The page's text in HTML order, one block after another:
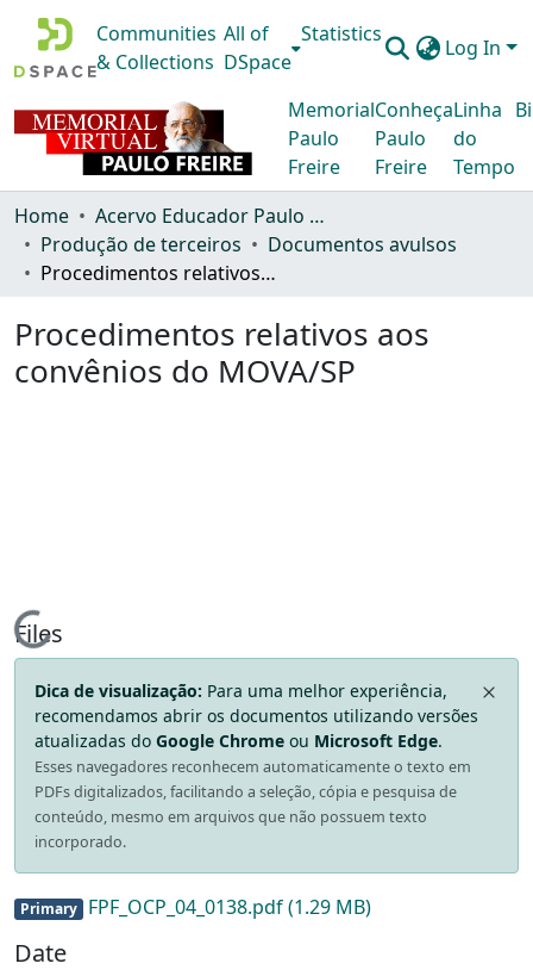
Communities
& Collections
All of
DSpace
Statistics
Log In
Memorial
Paulo
Freire
Conheça
Paulo
Freire
Linha
do
Tempo
Home
Acervo Educador Paulo Freire
Produção de terceiros
Documentos avulsos
Procedimentos relativos aos convênios do MOVA/SP
Procedimentos relativos aos
convênios do MOVA/SP
Loading...
Files
Dica de visualização: Para uma melhor experiência,
recomendamos abrir os documentos utilizando versões
atualizadas do Google Chrome ou Microsoft Edge.
Esses navegadores reconhecem automaticamente o texto em
PDFs digitalizados, facilitando a seleção, cópia e pesquisa de
conteúdo, mesmo em arquivos que não possuem texto
incorporado.
Primary FPF_OCP_04_0138.pdf(1.29 MB)
Date